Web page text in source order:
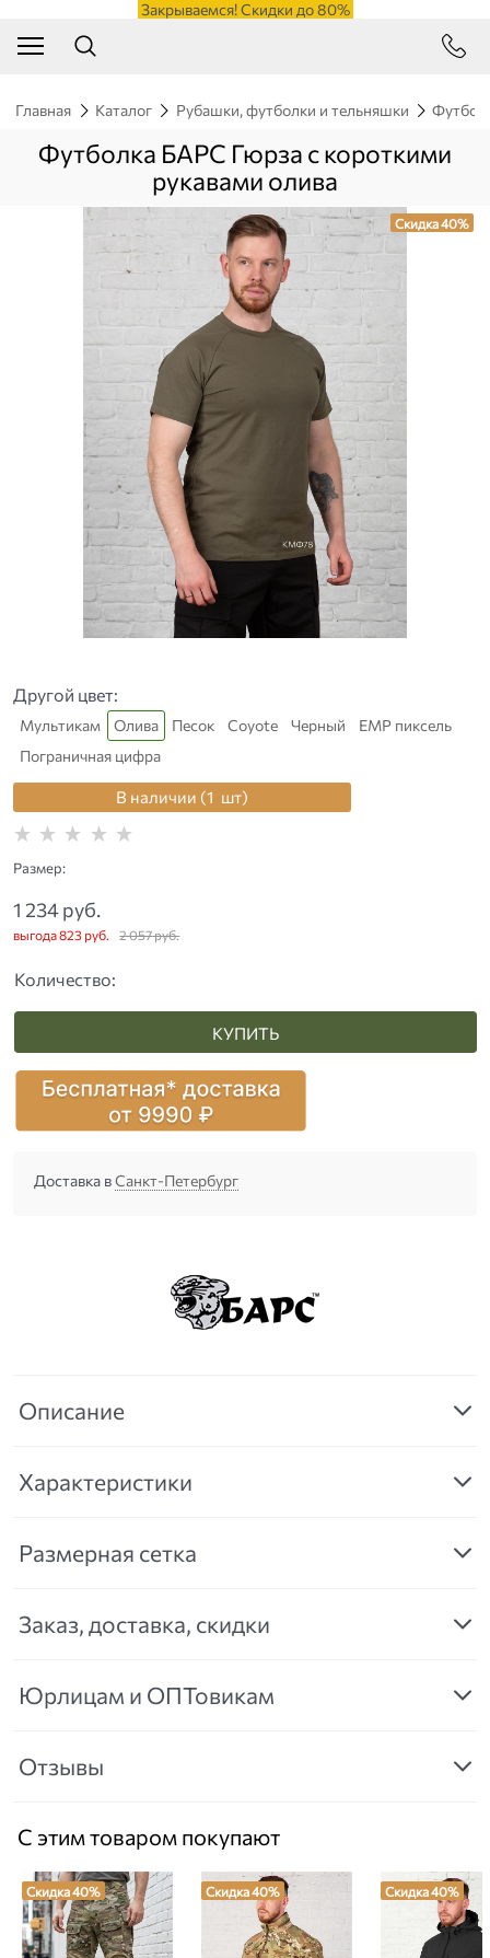
Закрываемся! Скидки до 80%
Главная Каталог Рубашки, футболки и тельняшки
Футболка БАРС Гюрза с короткими
рукавами олива
Скидка 40%
Другой цвет:
Мультикам Олива Песок Coyote Черный
ЕМР пиксель
Пограничная цифра
В наличии (1 шт)
Размер:
2 057 руб.
1 234 руб.
выгода823 руб.
Количество:
КУПИТЬ
Доставка вСанкт-Петербург
Описание
Характеристики
Размерная сетка
Заказ, доставка, скидки
Юрлицам и ОПТовикам
Отзывы
С этим товаром покупают
Скидка 40% Скидка 40% Скидка 40%